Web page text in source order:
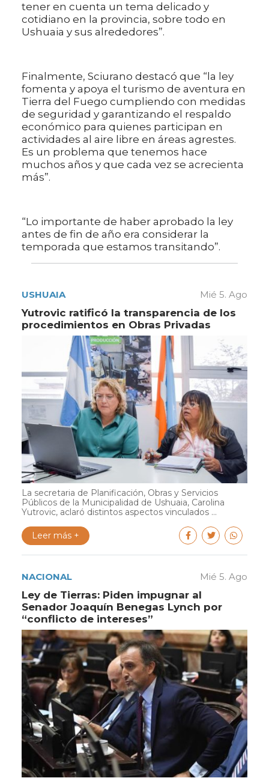
tener en cuenta un tema delicado y
cotidiano en la provincia, sobre todo en
Ushuaia y sus alrededores”.
Finalmente, Sciurano destacó que “la ley
fomenta y apoya el turismo de aventura en
Tierra del Fuego cumpliendo con medidas
de seguridad y garantizando el respaldo
económico para quienes participan en
actividades al aire libre en áreas agrestes.
Es un problema que tenemos hace
muchos años y que cada vez se acrecienta
más”.
“Lo importante de haber aprobado la ley
antes de fin de año era considerar la
temporada que estamos transitando”.
USHUAIA Mié 5. Ago
Yutrovic ratificó la transparencia de los
procedimientos en Obras Privadas
La secretaria de Planificación, Obras y Servicios
Públicos de la Municipalidad de Ushuaia, Carolina
Yutrovic, aclaró distintos aspectos vinculados ...
Leer más +
NACIONAL Mié 5. Ago
Ley de Tierras: Piden impugnar al
Senador Joaquín Benegas Lynch por
“conflicto de intereses”